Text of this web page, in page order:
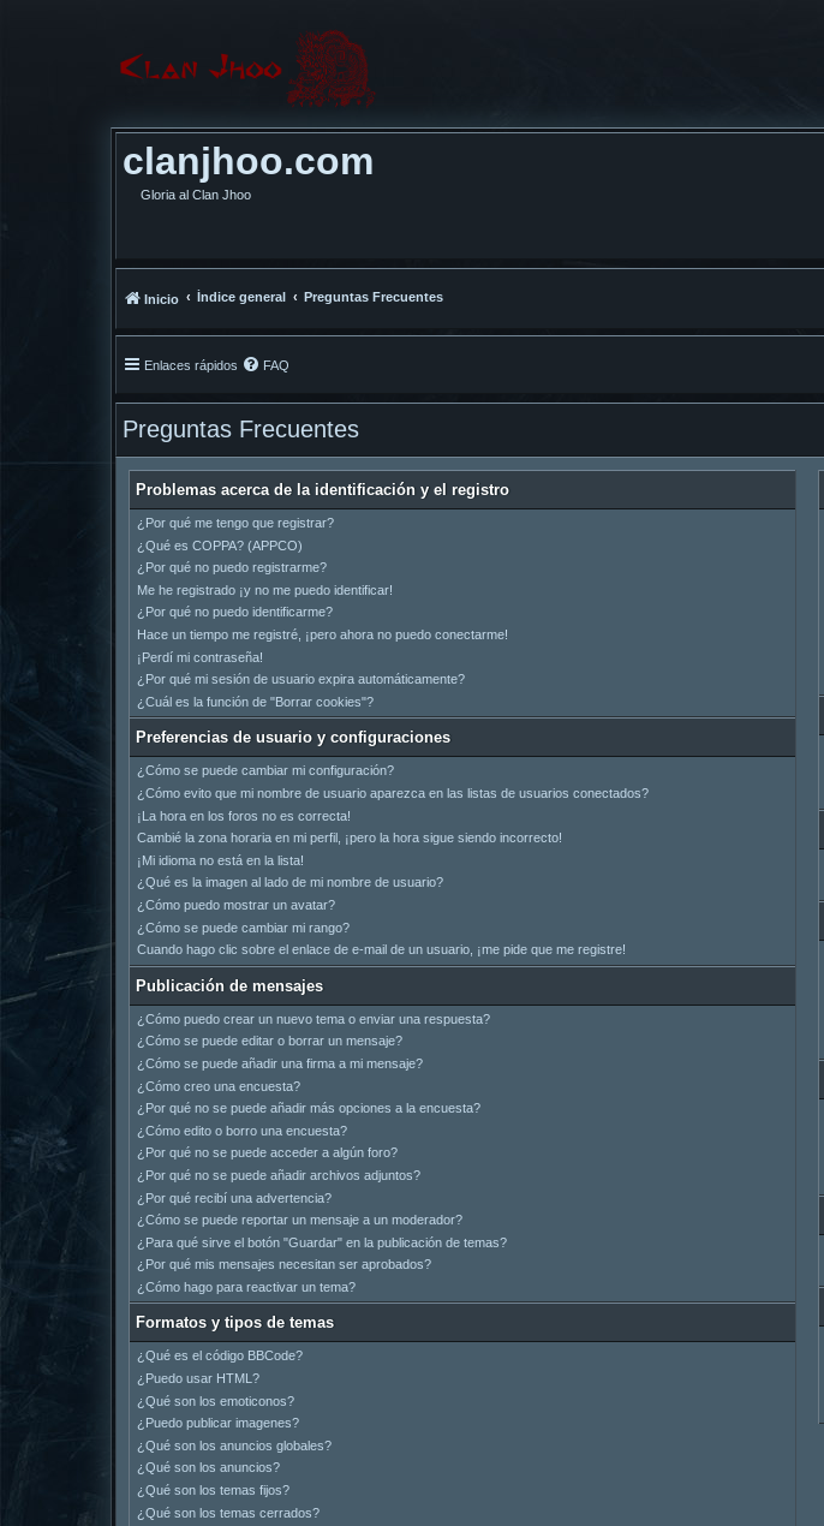
clanjhoo.com
Gloria al Clan Jhoo
Inicio Índice general Preguntas Frecuentes
Enlaces rápidos FAQ
Preguntas Frecuentes
Problemas acerca de la identificación y el registro
¿Por qué me tengo que registrar?
¿Qué es COPPA? (APPCO)
¿Por qué no puedo registrarme?
Me he registrado ¡y no me puedo identificar!
¿Por qué no puedo identificarme?
Hace un tiempo me registré, ¡pero ahora no puedo conectarme!
¡Perdí mi contraseña!
¿Por qué mi sesión de usuario expira automáticamente?
¿Cuál es la función de "Borrar cookies"?
Preferencias de usuario y configuraciones
¿Cómo se puede cambiar mi configuración?
¿Cómo evito que mi nombre de usuario aparezca en las listas de usuarios conectados?
¡La hora en los foros no es correcta!
Cambié la zona horaria en mi perfil, ¡pero la hora sigue siendo incorrecto!
¡Mi idioma no está en la lista!
¿Qué es la imagen al lado de mi nombre de usuario?
¿Cómo puedo mostrar un avatar?
¿Cómo se puede cambiar mi rango?
Cuando hago clic sobre el enlace de e-mail de un usuario, ¡me pide que me registre!
Publicación de mensajes
¿Cómo puedo crear un nuevo tema o enviar una respuesta?
¿Cómo se puede editar o borrar un mensaje?
¿Cómo se puede añadir una firma a mi mensaje?
¿Cómo creo una encuesta?
¿Por qué no se puede añadir más opciones a la encuesta?
¿Cómo edito o borro una encuesta?
¿Por qué no se puede acceder a algún foro?
¿Por qué no se puede añadir archivos adjuntos?
¿Por qué recibí una advertencia?
¿Cómo se puede reportar un mensaje a un moderador?
¿Para qué sirve el botón "Guardar" en la publicación de temas?
¿Por qué mis mensajes necesitan ser aprobados?
¿Cómo hago para reactivar un tema?
Formatos y tipos de temas
¿Qué es el código BBCode?
¿Puedo usar HTML?
¿Qué son los emoticonos?
¿Puedo publicar imagenes?
¿Qué son los anuncios globales?
¿Qué son los anuncios?
¿Qué son los temas fijos?
¿Qué son los temas cerrados?